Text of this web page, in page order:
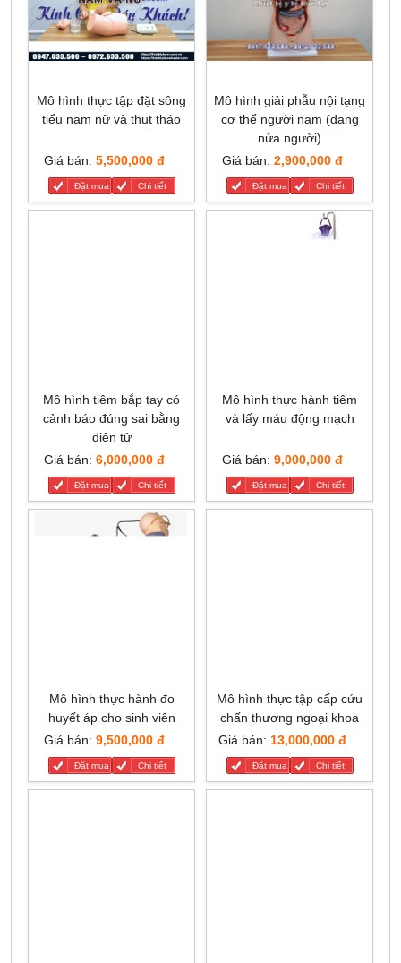
Mô hình thực tập đặt sông
tiểu nam nữ và thụt tháo
Giá bán: 5,500,000 đ
Đặt mua Chi tiết
Mô hình giải phẫu nội tạng
cơ thể người nam (dạng
nửa người)
Giá bán: 2,900,000 đ
Đặt mua Chi tiết
Mô hình tiêm bắp tay có
cảnh báo đúng sai bằng
điện tử
Giá bán: 6,000,000 đ
Đặt mua Chi tiết
Mô hình thực hành tiêm
và lấy máu động mạch
Giá bán: 9,000,000 đ
Đặt mua Chi tiết
Mô hình thực hành đo
huyết áp cho sinh viên
Giá bán: 9,500,000 đ
Đặt mua Chi tiết
Mô hình thực tập cấp cứu
chấn thương ngoại khoa
Giá bán: 13,000,000 đ
Đặt mua Chi tiết